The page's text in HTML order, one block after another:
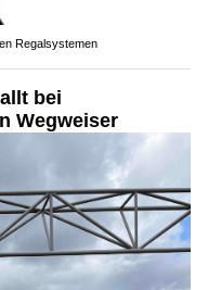
Regalsystemen
bei
Wegweiser